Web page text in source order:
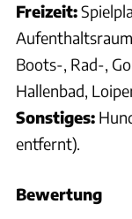
Freizeit:
Boots-, Rad-,
Hallenbad,
Sonstiges:
entfernt).
Bewertung